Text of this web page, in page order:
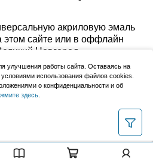
акриловую эмаль
этом сайте или в оффлайн
Новгород,
будням с 9:00 до 17:00, в
Забрать заказ можно
или оформить доставку до
улучшения работы сайта. Оставаясь на
использования файлов cookies.
о конфиденциальности и об
здесь